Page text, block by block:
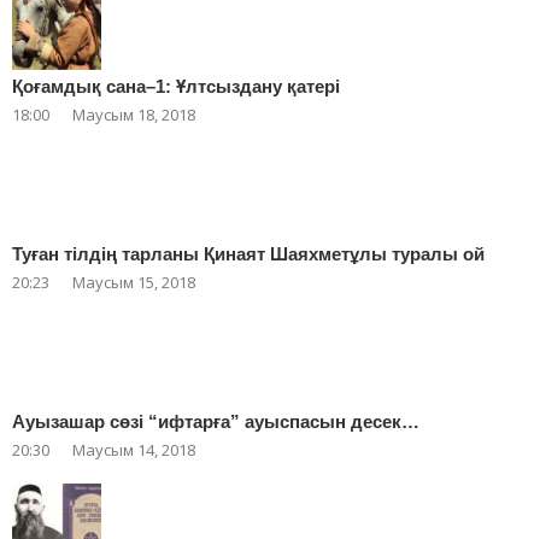
Қоғамдық сана–1: Ұлтсыздану қатері
18:00 Маусым 18, 2018
Туған тілдің тарланы Қинаят Шаяхметұлы туралы ой
20:23 Маусым 15, 2018
Ауызашар сөзі “ифтарға” ауыспасын десек…
20:30 Маусым 14, 2018